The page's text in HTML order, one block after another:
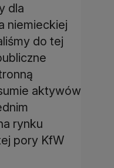
dla
niemieckiej
do tej
aktywów
rynku
pory KfW